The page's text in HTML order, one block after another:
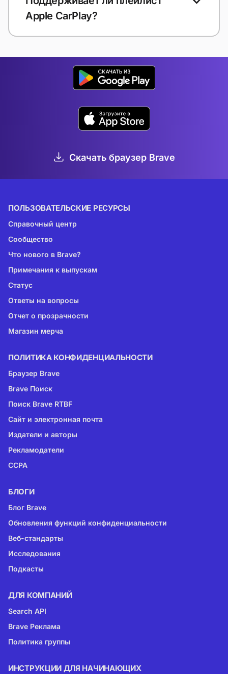
Apple CarPlay?
Скачать браузер Brave
ПОЛЬЗОВАТЕЛЬСКИЕ РЕСУРСЫ
Справочный центр
Сообщество
Что нового в Brave?
Примечания к выпускам
Статус
Ответы на вопросы
Отчет о прозрачности
Магазин мерча
ПОЛИТИКА КОНФИДЕНЦИАЛЬНОСТИ
Браузер Brave
Brave Поиск
Поиск Brave RTBF
Сайт и электронная почта
Издатели и авторы
Рекламодатели
CCPA
БЛОГИ
Блог Brave
Обновления функций конфиденциальности
Веб-стандарты
Исследования
Подкасты
ДЛЯ КОМПАНИЙ
Search API
Brave Реклама
Политика группы
ИНСТРУКЦИИ ДЛЯ НАЧИНАЮЩИХ